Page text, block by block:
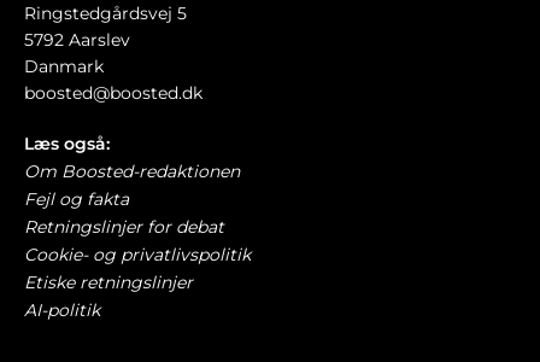
Ringstedgårdsvej 5
5792 Aarslev
Danmark
boosted@boosted.dk
Læs også:
Om Boosted-redaktionen
Fejl og fakta
Retningslinjer for debat
Cookie- og privatlivspolitik
Etiske retningslinjer
AI-politik